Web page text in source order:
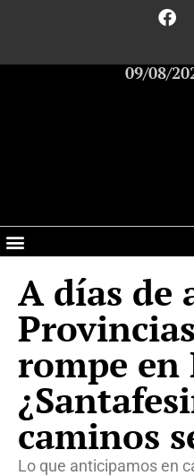
09/08/
A días de
rompe en
caminos
Lo que anticipamos en